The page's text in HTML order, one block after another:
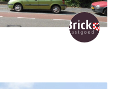
Brick